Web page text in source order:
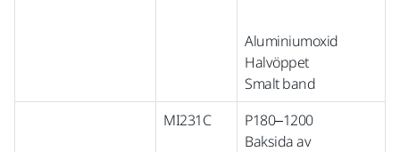
Aluminiumoxid
Halvöppet
Smalt band
MI231C
P180–1200
Baksida av